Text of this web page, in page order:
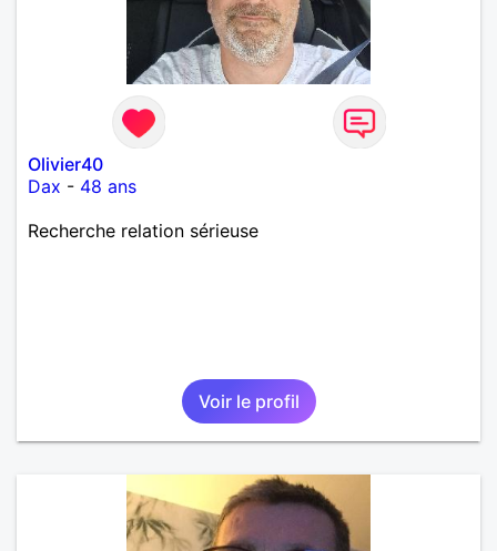
Olivier40
Dax - 48 ans
Recherche relation sérieuse
Voir le profil